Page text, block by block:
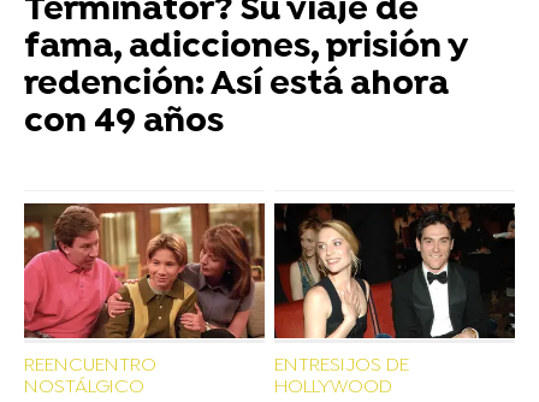
Terminator? Su viaje de
fama, adicciones, prisión y
redención: Así está ahora
con 49 años
REENCUENTRO
NOSTÁLGICO
ENTRESIJOS DE
HOLLYWOOD